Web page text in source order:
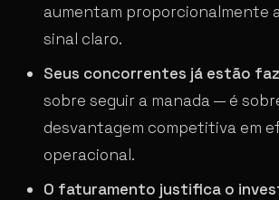
aumentam proporcionalmente
sinal claro.
Seus concorrentes já estão
sobre seguir a manada — é
desvantagem competitiva em
operacional.
O faturamento justifica o